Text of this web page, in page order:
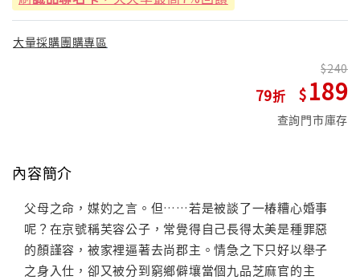
大量採購團購專區
79
240
189
查詢門市庫存
內容簡介
父母之命，媒妁之言。但……若是被談了一椿糟心婚事
呢？在京號稱芙容公子，常覺得自己長得太美是種罪惡
的顏謹容，被家裡逼著去尚郡主。情急之下只好以舉子
之身入仕，卻又被分到窮鄉僻壤當個九品芝麻官的主